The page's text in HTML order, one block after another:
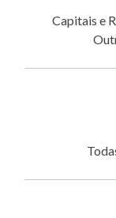
Capitais e